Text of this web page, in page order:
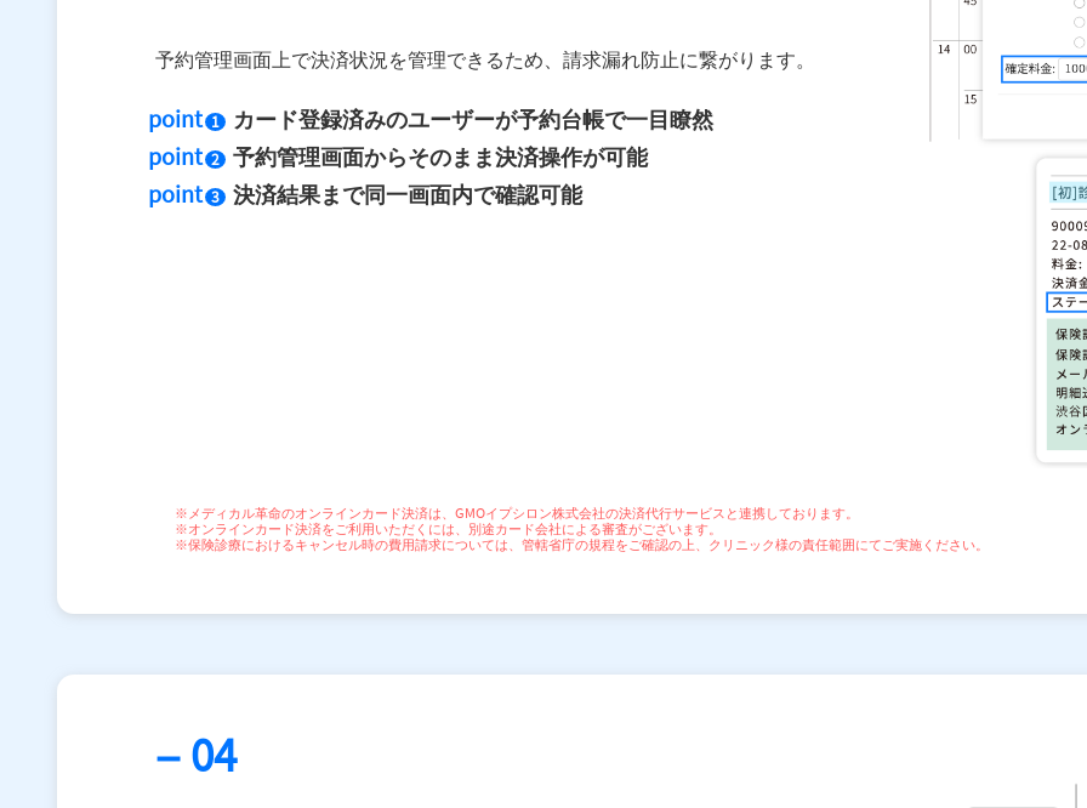
予約管理画面上で決済状況を管理できるため、請求漏れ防止に繋がります。
point 1
カード登録済みのユーザーが予約台帳で一目瞭然
point 2
予約管理画面からそのまま決済操作が可能
point 3 決済結果まで同一画面内で確認可能
※メディカル革命のオンラインカード決済は、GMOイプシロン株式会社の決済代行サービスと連携しております。
※オンラインカード決済をご利用いただくには、別途カード会社による審査がございます。
※保険診療におけるキャンセル時の費用請求については、管轄省庁の規程をご確認の上、クリニック様の責任範囲にてご実施ください。
– 04